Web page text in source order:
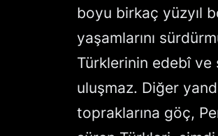
boyu birkaç yüzyıl
yaşamlarını
Türklerinin edebî ve
uluşmaz. Diğer
topraklarına göç,